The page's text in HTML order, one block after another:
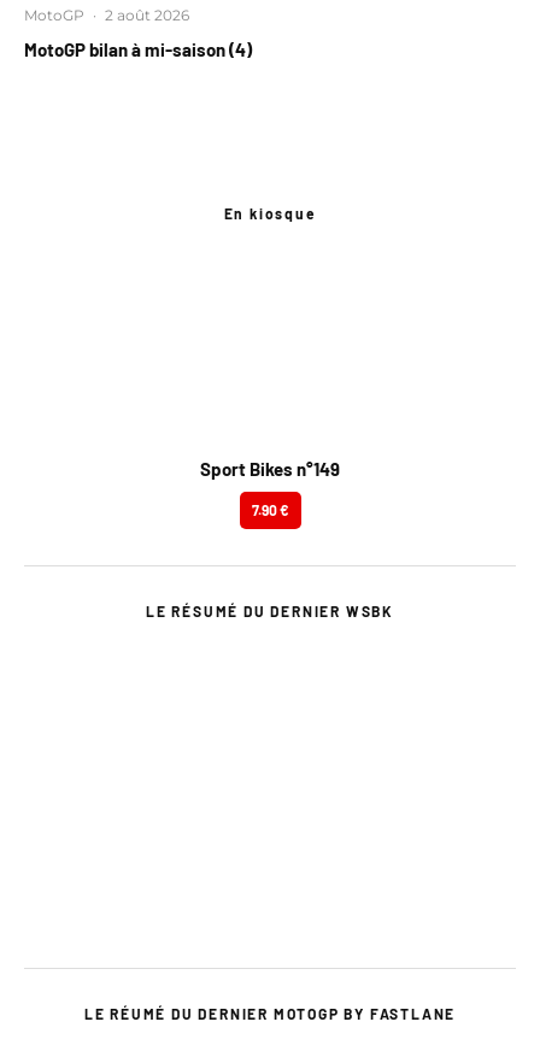
MotoGP · 2 août 2026
MotoGP bilan à mi-saison (4)
En kiosque
Sport Bikes n°149
7.90 €
LE RÉSUMÉ DU DERNIER WSBK
LE RÉUMÉ DU DERNIER MOTOGP BY FASTLANE